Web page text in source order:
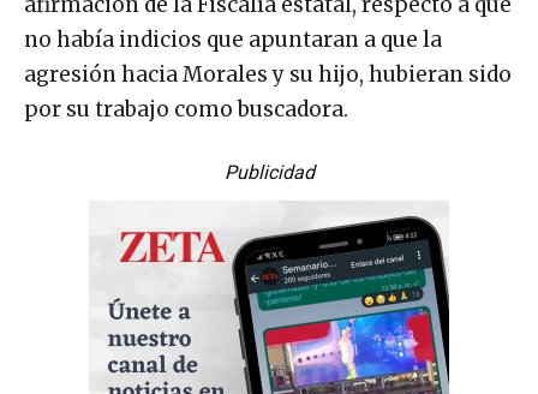
no había indicios que apuntaran a que la
agresión hacia Morales y su hijo, hubieran sido
por su trabajo como buscadora.
Publicidad